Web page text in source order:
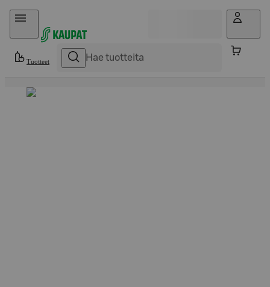
Hyppää sisältöön
Tuotteet